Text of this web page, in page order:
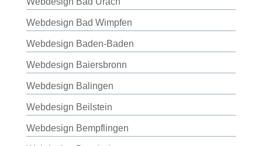
Webdesign Bad Wimpfen
Webdesign Baden-Baden
Webdesign Baiersbronn
Webdesign Balingen
Webdesign Beilstein
Webdesign Bempflingen